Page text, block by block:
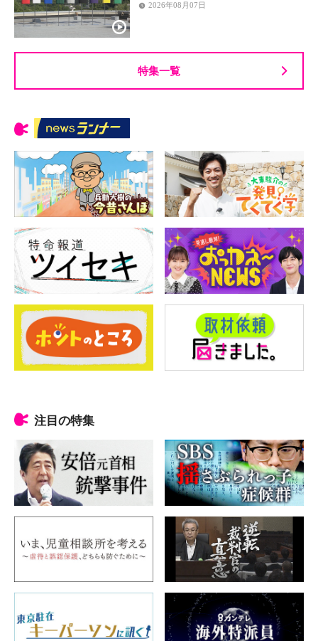
2026年08月07日
特集一覧
注目の特集